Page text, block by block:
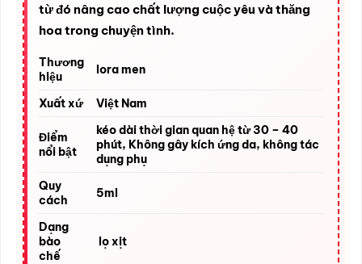
từ đó nâng cao chất lượng cuộc yêu và thăng
hoa trong chuyện tình.
Thương
hiệu
lora men
Xuất xứ Việt Nam
Điểm
nổi bật
kéo dài thời gian quan hệ từ 30 – 40
phút, Không gây kích ứng da, không tác
dụng phụ
Quy
cách
5ml
Dạng
bào
chế
lọ xịt